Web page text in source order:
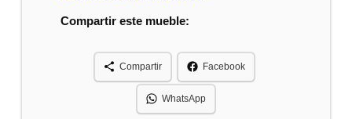
Compartir este mueble:
Compartir Facebook
WhatsApp